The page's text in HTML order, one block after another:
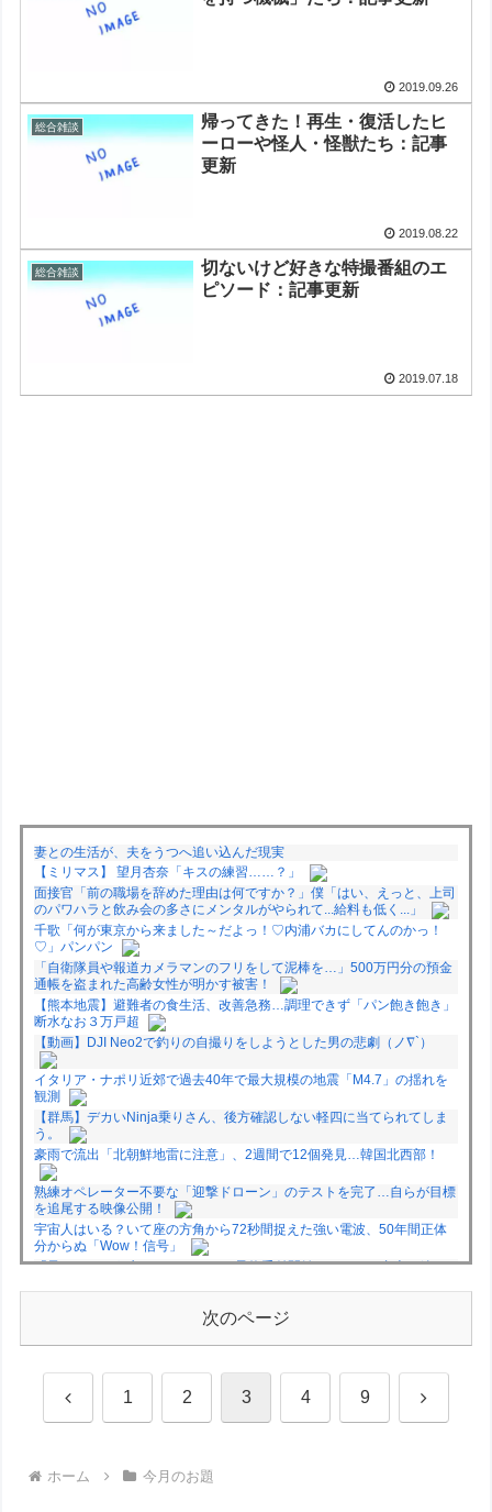
2019.09.26
総合雑談
帰ってきた！再生・復活したヒ
ーローや怪人・怪獣たち：記事
更新
2019.08.22
総合雑談
切ないけど好きな特撮番組のエ
ピソード：記事更新
2019.07.18
妻との生活が、夫をうつへ追い込んだ現実
【ミリマス】 望月杏奈「キスの練習……？」
面接官「前の職場を辞めた理由は何ですか？」僕「はい、えっと、上司
のパワハラと飲み会の多さにメンタルがやられて...給料も低く...」
千歌「何が東京から来ました～だよっ！♡内浦バカにしてんのかっ！
♡」パンパン
「自衛隊員や報道カメラマンのフリをして泥棒を…」500万円分の預金
通帳を盗まれた高齢女性が明かす被害！
【熊本地震】避難者の食生活、改善急務…調理できず「パン飽き飽き」
断水なお３万戸超
【動画】DJI Neo2で釣りの自撮りをしようとした男の悲劇（ノ∇`）
イタリア・ナポリ近郊で過去40年で最大規模の地震「M4.7」の揺れを
観測
【群馬】デカいNinja乗りさん、後方確認しない軽四に当てられてしま
う。
豪雨で流出「北朝鮮地雷に注意」、2週間で12個発見…韓国北西部！
熟練オペレーター不要な「迎撃ドローン」のテストを完了…自らが目標
を追尾する映像公開！
宇宙人はいる？いて座の方角から72秒間捉えた強い電波、50年間正体
分からぬ「Wow！信号」
「君たちはどう生きるか」Blu-ray予約受付開始！アフレコ台本や絵コ
★【ワートリ】今月新発売!!第27巻まとめ【コメント欄まとめます】
験㊳」【コメント欄まとめます】【しばらく固定記事です】
★【ワートリ】風間隊3人≒忍田単騎くらいのイメージかな
次のページ
前 1 2 3 4 9 次
ホーム 今月のお題